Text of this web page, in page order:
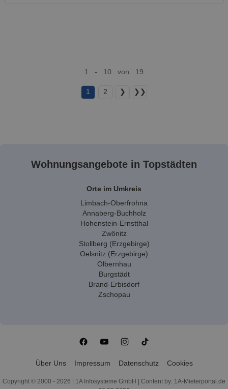
1 - 10 von 19
1 2 ❯ ❯❯
Wohnungsangebote in Topstädten
Orte im Umkreis
Limbach-Oberfrohna
Annaberg-Buchholz
Hohenstein-Ernstthal
Zwönitz
Stollberg (Erzgebirge)
Oelsnitz (Erzgebirge)
Olbernhau
Burgstädt
Brand-Erbisdorf
Zschopau
Über Uns Impressum Datenschutz Cookies
Copyright © 2000 - 2026 | 1A Infosysteme GmbH | Content by: 1A-Mieterportal.de